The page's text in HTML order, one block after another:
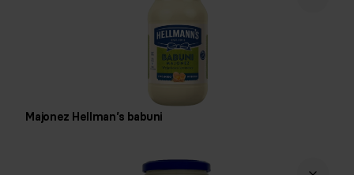
Majonez Hellman’s babuni